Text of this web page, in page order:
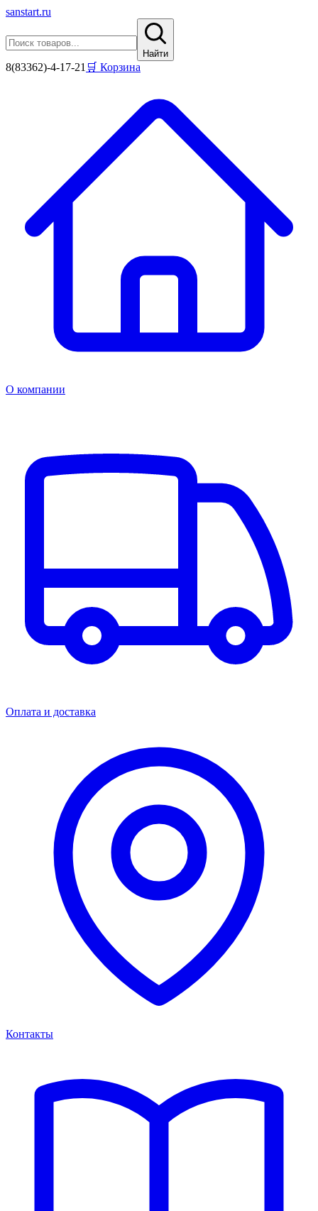
sanstart.ru
Найти
8(83362)-4-17-21 🛒 Корзина
О компании
Оплата и доставка
Контакты